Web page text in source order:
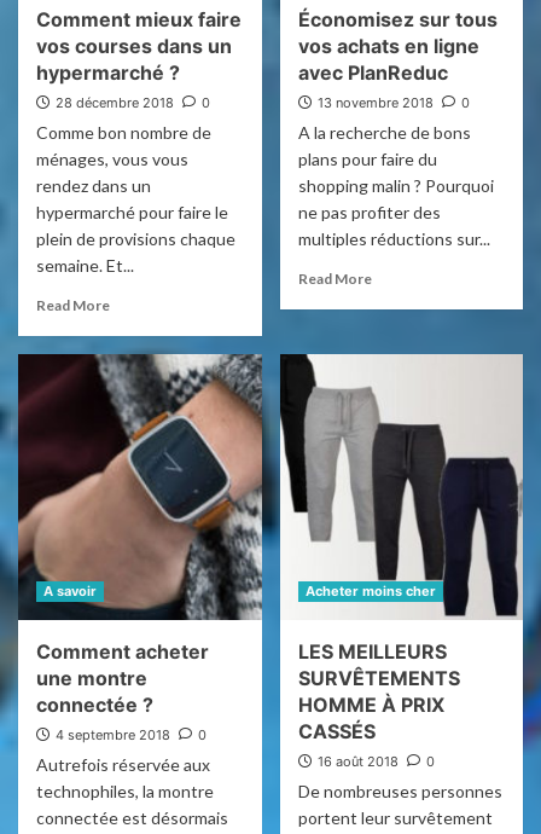
1
Trucs et astuces pour faire des économies
Comment limiter ses achats, et
économiser ?
2
A savoir
Où acheter du matériel pour l’entretien des
canalisations ?
3
Acheter moins cher
Comment obtenir un vélo pour pas cher ?
5
A savoir
Adoptez les baskets pour rester fashion
Comment mieux faire
vos courses dans un
hypermarché ?
28 décembre 2018 0
Comme bon nombre de
ménages, vous vous
rendez dans un
hypermarché pour faire le
plein de provisions chaque
semaine. Et...
Read More
Économisez sur tous
vos achats en ligne
avec PlanReduc
13 novembre 2018 0
A la recherche de bons
plans pour faire du
shopping malin ? Pourquoi
ne pas profiter des
multiples réductions sur...
Read More
A savoir
Comment acheter
une montre
connectée ?
4 septembre 2018 0
Autrefois réservée aux
technophiles, la montre
connectée est désormais
Acheter moins cher
LES MEILLEURS
SURVÊTEMENTS
HOMME À PRIX
CASSÉS
16 août 2018 0
De nombreuses personnes
portent leur survêtement